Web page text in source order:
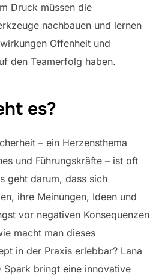
Druck müssen die
nachbauen und lernen
Offenheit und
den Teamerfolg haben.
es?
– ein Herzensthema
und Führungskräfte – ist oft
geht darum, dass sich
ihre Meinungen, Ideen und
vor negativen Konsequenzen
macht man dieses
in der Praxis erlebbar? Lana
Spark bringt eine innovative